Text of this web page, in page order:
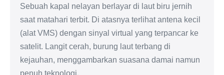
Sebuah kapal nelayan berlayar di laut biru jernih
saat matahari terbit. Di atasnya terlihat antena kecil
(alat VMS) dengan sinyal virtual yang terpancar ke
satelit. Langit cerah, burung laut terbang di
kejauhan, menggambarkan suasana damai namun
penuh teknologi.